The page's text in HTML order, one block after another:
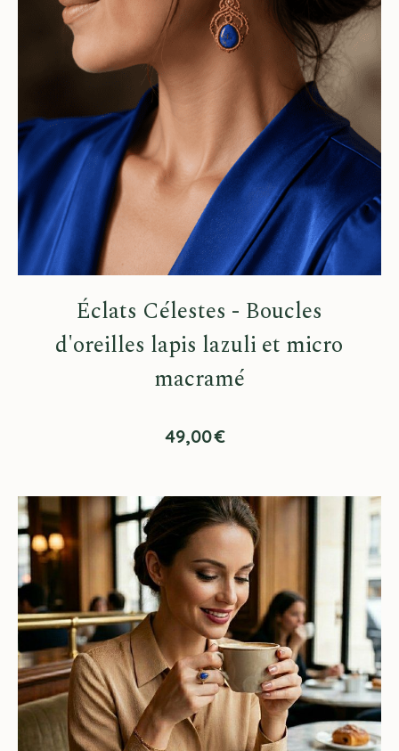
Éclats Célestes - Boucles
d'oreilles lapis lazuli et micro
macramé
49,00€